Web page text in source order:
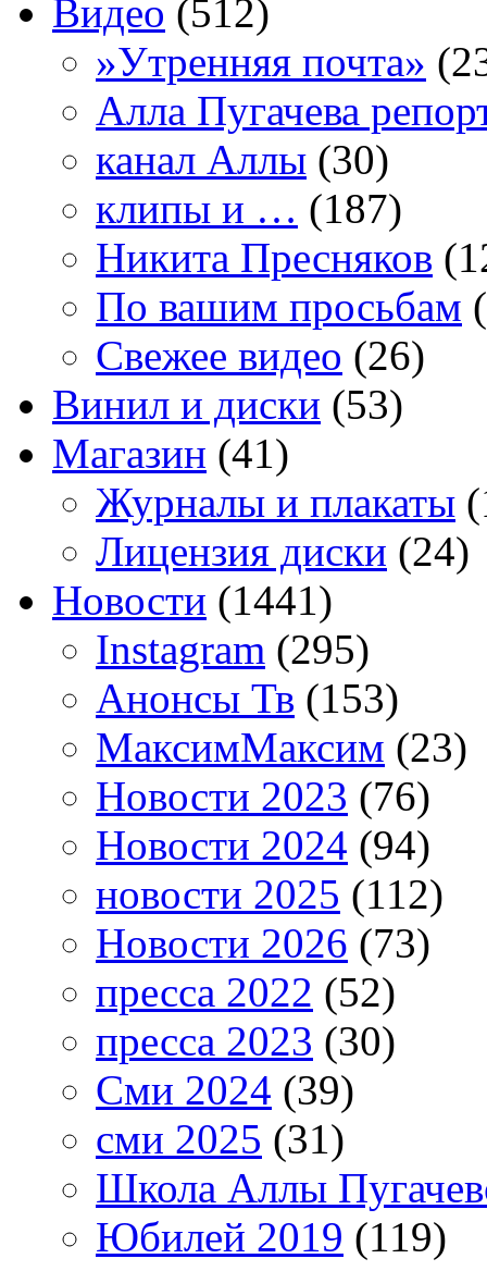
Видео (512)
»Утренняя почта»
Алла Пугачева
канал Аллы (30)
клипы и … (187)
Никита Пресняков
По вашим просьбам
Свежее видео (26)
Винил и диски (53)
Магазин (41)
Журналы и плакаты
Лицензия диски (24)
Новости (1441)
Instagram (295)
Анонсы Тв (153)
МаксимМаксим (23)
Новости 2023 (76)
Новости 2024 (94)
новости 2025 (112)
Новости 2026 (73)
пресса 2022 (52)
пресса 2023 (30)
Сми 2024 (39)
сми 2025 (31)
Школа Аллы
Юбилей 2019 (119)